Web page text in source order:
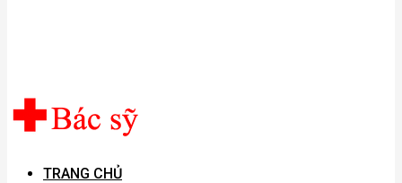
TRANG CHỦ